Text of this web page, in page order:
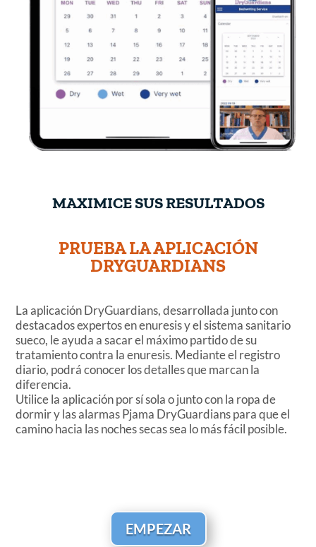
MAXIMICE SUS RESULTADOS
PRUEBA LA APLICACIÓN
DRYGUARDIANS
La aplicación DryGuardians, desarrollada junto con
destacados expertos en enuresis y el sistema sanitario
sueco, le ayuda a sacar el máximo partido de su
tratamiento contra la enuresis. Mediante el registro
diario, podrá conocer los detalles que marcan la
diferencia.
Utilice la aplicación por sí sola o junto con la ropa de
dormir y las alarmas Pjama DryGuardians para que el
camino hacia las noches secas sea lo más fácil posible.
EMPEZAR